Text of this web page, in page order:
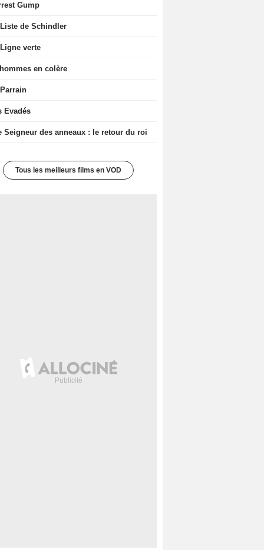
Gump
de Schindler
verte
en colère
Evadés
Seigneur des anneaux : le retour du roi
Tous les meilleurs films en VOD